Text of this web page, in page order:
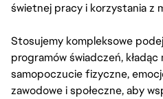
świetnej pracy i korzystania z
Stosujemy kompleksowe
programów świadczeń,
samopoczucie fizyczne,
zawodowe i społeczne, aby